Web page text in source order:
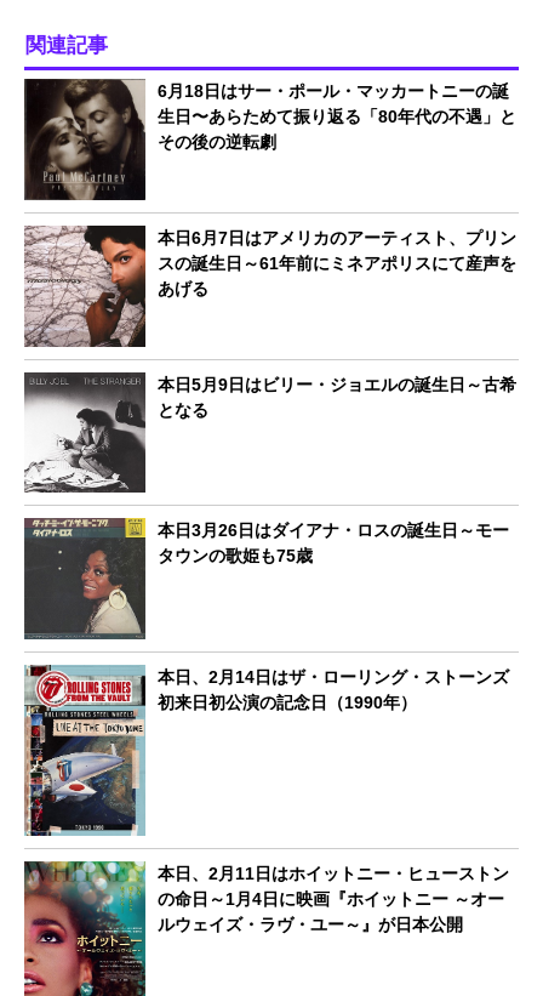
関連記事
6月18日はサー・ポール・マッカートニーの誕
生日〜あらためて振り返る「80年代の不遇」と
その後の逆転劇
本日6月7日はアメリカのアーティスト、プリン
スの誕生日～61年前にミネアポリスにて産声を
あげる
本日5月9日はビリー・ジョエルの誕生日～古希
となる
本日3月26日はダイアナ・ロスの誕生日～モー
タウンの歌姫も75歳
本日、2月14日はザ・ローリング・ストーンズ
初来日初公演の記念日（1990年）
本日、2月11日はホイットニー・ヒューストン
の命日～1月4日に映画『ホイットニー ～オー
ルウェイズ・ラヴ・ユー～』が日本公開